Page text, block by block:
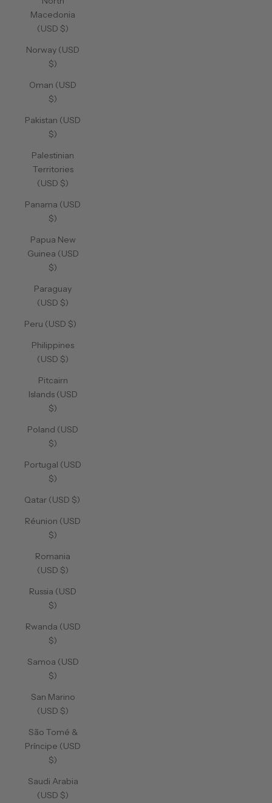
Macedonia
(USD $)
Norway (USD
$)
Oman (USD
$)
Pakistan (USD
$)
Palestinian
Territories
(USD $)
Panama (USD
$)
Papua New
Guinea (USD
$)
Paraguay
(USD $)
Peru (USD $)
Philippines
(USD $)
Pitcairn
Islands (USD
$)
Poland (USD
$)
Portugal (USD
$)
Qatar (USD $)
Réunion (USD
$)
Romania
(USD $)
Russia (USD
$)
Rwanda (USD
$)
Samoa (USD
$)
San Marino
(USD $)
São Tomé &
Príncipe (USD
$)
Saudi Arabia
(USD $)